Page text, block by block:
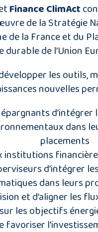
Finance ClimAct
de la Stratégie
de la France et du
durable de l’Union
les outils,
nouvelles
dans
placements
institutions
d’intégrer
dans leurs
et d’aligner les
sur les objectifs
favoriser